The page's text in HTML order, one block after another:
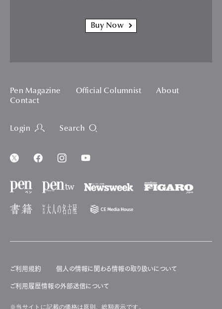
Buy Now
Pen Magazine Official Columnist
About
Contact
Login Search
ご利用規約 個人の情報に関わる情報の取り扱いについて
ご利用履歴情報の外部送信について
※当サイトに記載の価格は原則、総額表示です。